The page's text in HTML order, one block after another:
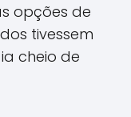
opções de
tivessem
cheio de